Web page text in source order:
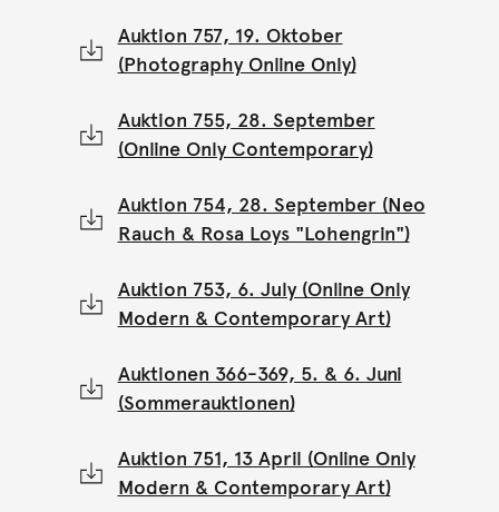
Auktion 757, 19. Oktober
(Photography Online Only)
Auktion 755, 28. September
(Online Only Contemporary)
Auktion 754, 28. September (Neo
Rauch & Rosa Loys "Lohengrin")
Auktion 753, 6. July (Online Only
Modern & Contemporary Art)
Auktionen 366-369, 5. & 6. Juni
(Sommerauktionen)
Auktion 751, 13 April (Online Only
Modern & Contemporary Art)